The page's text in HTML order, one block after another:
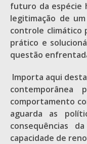
futuro da espécie
legitimação de
controle climático
prático e
questão
Importa aqui
comportamento
aguarda as
consequências
capacidade de